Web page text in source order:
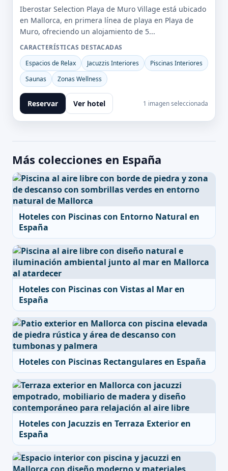
Iberostar Selection Playa de Muro Village está ubicado
en Mallorca, en primera línea de playa en Playa de
Muro, ofreciendo un alojamiento de 5...
CARACTERÍSTICAS DESTACADAS
Espacios de Relax
Jacuzzis Interiores
Piscinas Interiores
Saunas
Zonas Wellness
Reservar Ver hotel 1 imagen seleccionada
Más colecciones en España
Hoteles con Piscinas con Entorno Natural en
España
Hoteles con Piscinas con Vistas al Mar en
España
Hoteles con Piscinas Rectangulares en España
Hoteles con Jacuzzis en Terraza Exterior en
España